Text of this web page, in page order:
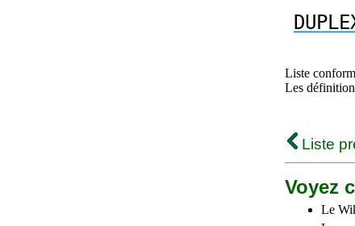
Liste
Les
Liste
Voyez
Le